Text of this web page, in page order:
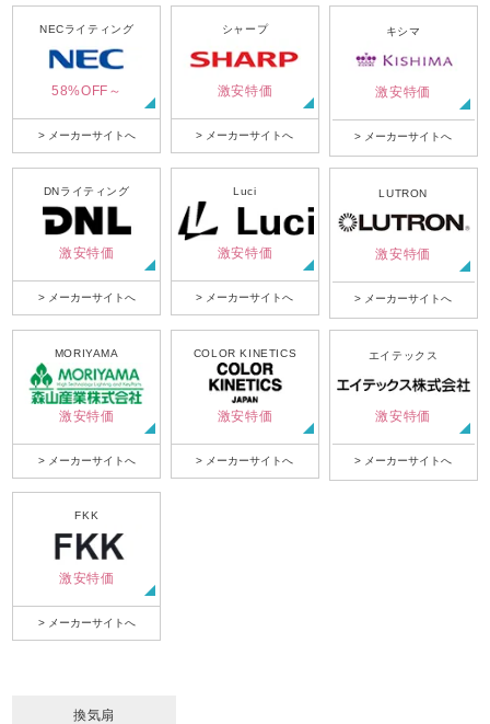
NECライティング
58%OFF～
> メーカーサイトへ
シャープ
激安特価
> メーカーサイトへ
キシマ
激安特価
> メーカーサイトへ
DNライティング
激安特価
> メーカーサイトへ
Luci
激安特価
> メーカーサイトへ
LUTRON
激安特価
> メーカーサイトへ
MORIYAMA
激安特価
> メーカーサイトへ
COLOR KINETICS
激安特価
> メーカーサイトへ
エイテックス
激安特価
> メーカーサイトへ
FKK
激安特価
> メーカーサイトへ
換気扇